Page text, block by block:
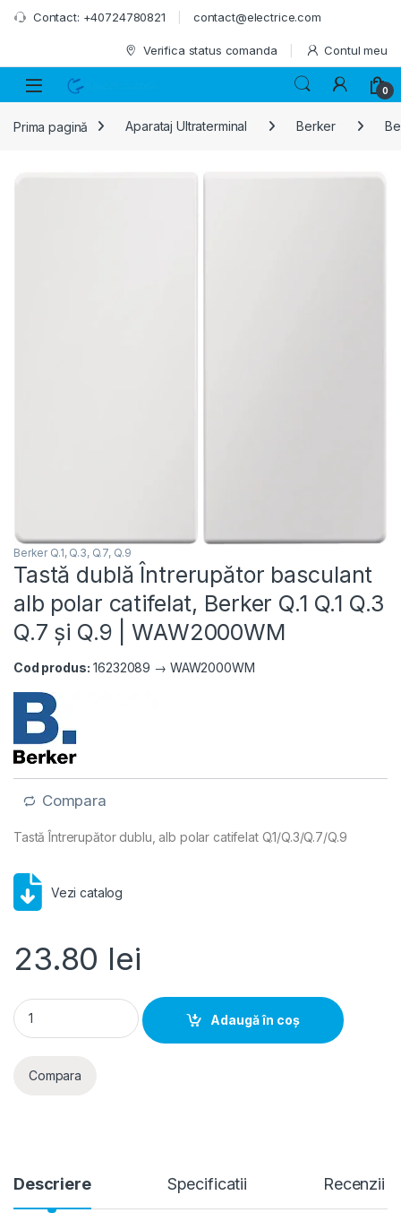
Skip to navigation
Skip to content
Contact: +40724780821 contact@electrice.com
Verifica status comanda Contul meu
0
Prima pagină Aparataj Ultraterminal Berker
Berker Q.1, Q.3, Q.7, Q.9
Tastă dublă Întrerupător basculant
alb polar catifelat, Berker Q.1 Q.1 Q.3
Q.7 și Q.9 | WAW2000WM
Cod produs: 16232089 → WAW2000WM
Compara
Tastă Întrerupător dublu, alb polar catifelat Q.1/Q.3/Q.7/Q.9
Vezi catalog
23.80 lei
Tastă dublă Întrerupător basculant alb polar catifelat, Berker
Adaugă în coș
Compara
Descriere Specificatii Recenzii